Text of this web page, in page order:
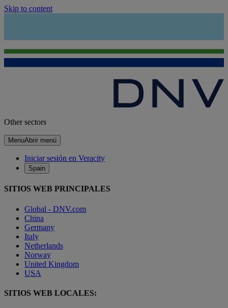
Skip to content
Other sectors
MenuAbrir menú
Iniciar sesión en Veracity
Spain
SITIOS WEB PRINCIPALES
Global - DNV.com
China
Germany
Italy
Netherlands
Norway
United Kingdom
USA
SITIOS WEB LOCALES: